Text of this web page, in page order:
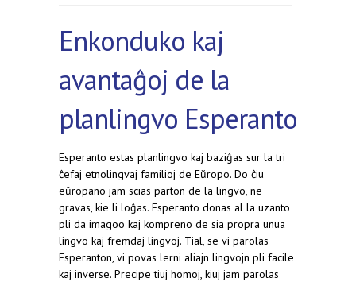
Enkonduko kaj
avantaĝoj de la
planlingvo Esperanto
Esperanto estas planlingvo kaj baziĝas sur la tri
ĉefaj etnolingvaj familioj de Eŭropo. Do ĉiu
eŭropano jam scias parton de la lingvo, ne
gravas, kie li loĝas. Esperanto donas al la uzanto
pli da imagoo kaj kompreno de sia propra unua
lingvo kaj fremdaj lingvoj. Tial, se vi parolas
Esperanton, vi povas lerni aliajn lingvojn pli facile
kaj inverse. Precipe tiuj homoj, kiuj jam parolas